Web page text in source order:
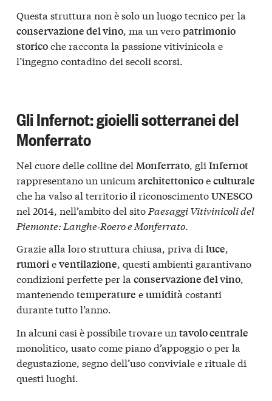
Questa struttura non è solo un luogo tecnico per la
conservazione del vino, ma un veropatrimonio
storicoche racconta la passione vitivinicola e
l’ingegno contadino dei secoli scorsi.
Gli Infernot: gioielli sotterranei del
Monferrato
Nel cuore delle colline del Monferrato , gli Infernot
rappresentano un unicum architettonicoeculturale
che ha valso al territorio il riconoscimentoUNESCO
nel 2014, nell’ambito del sito Paesaggi Vitivinicoli del
Piemonte: Langhe‑Roero e Monferrato
Grazie alla loro struttura chiusa, priva di luce,
rumorieventilazione, questi ambienti garantivano
condizioni perfette per la conservazione del vino,
mantenendotemperature eumiditàcostanti
durante tutto l’anno.
In alcuni casi è possibile trovare un tavolo centrale
monolitico, usato come piano d’appoggio o per la
degustazione, segno dell’uso conviviale e rituale di
questi luoghi.